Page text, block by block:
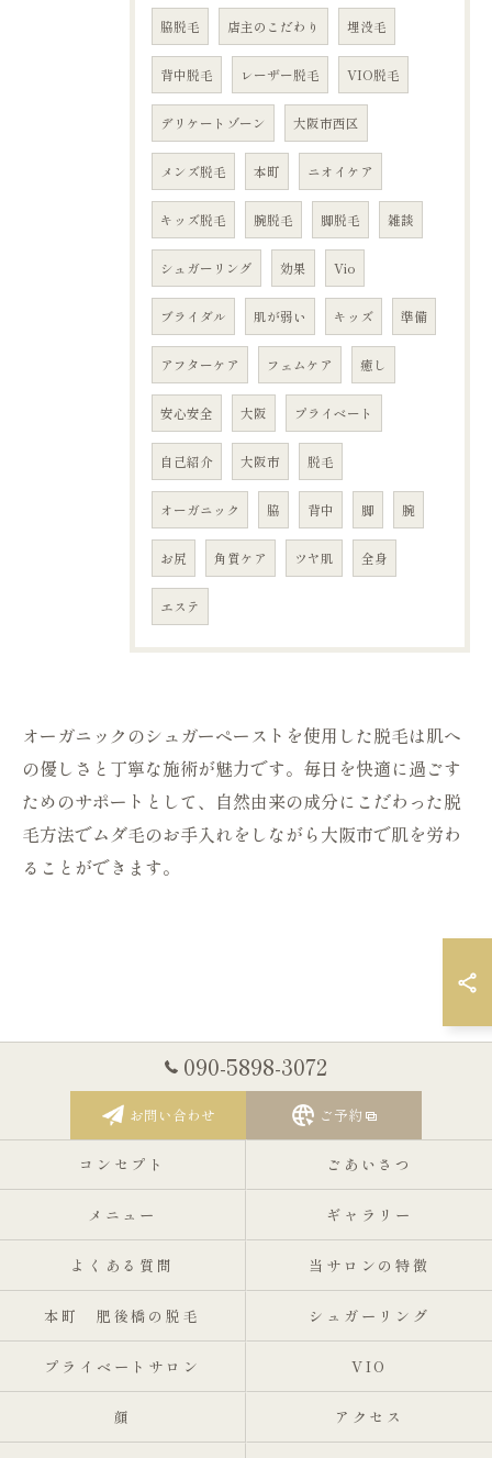
脇脱毛 店主のこだわり 埋没毛
背中脱毛 レーザー脱毛 VIO脱毛
デリケートゾーン 大阪市西区
メンズ脱毛 本町 ニオイケア
キッズ脱毛 腕脱毛 脚脱毛 雑談
シュガーリング 効果 Vio
ブライダル 肌が弱い キッズ 準備
アフターケア フェムケア 癒し
安心安全 大阪 プライベート
自己紹介 大阪市 脱毛
オーガニック 脇 背中 脚 腕
お尻 角質ケア ツヤ肌 全身
エステ
オーガニックのシュガーペーストを使用した脱毛は肌へ
の優しさと丁寧な施術が魅力です。毎日を快適に過ごす
ためのサポートとして、自然由来の成分にこだわった脱
毛方法でムダ毛のお手入れをしながら大阪市で肌を労わ
ることができます。
090-5898-3072
お問い合わせ ご予約
コンセプト ごあいさつ
メニュー ギャラリー
よくある質問 当サロンの特徴
本町 肥後橋の脱毛 シュガーリング
プライベートサロン VIO
顔 アクセス